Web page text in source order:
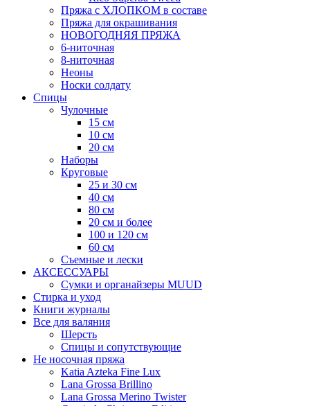
Пряжа с ХЛОПКОМ в составе
Пряжа для окрашивания
НОВОГОДНЯЯ ПРЯЖА
6-ниточная
8-ниточная
Неоны
Носки солдату
Спицы
Чулочные
15 см
10 см
20 см
Наборы
Круговые
25 и 30 см
40 см
80 см
20 см и более
100 и 120 см
60 см
Съемные и лески
АКСЕССУАРЫ
Сумки и органайзеры MUUD
Стирка и уход
Книги журналы
Все для валяния
Шерсть
Спицы и сопутствующие
Не носочная пряжа
Katia Azteka Fine Lux
Lana Grossa Brillino
Lana Grossa Merino Twister